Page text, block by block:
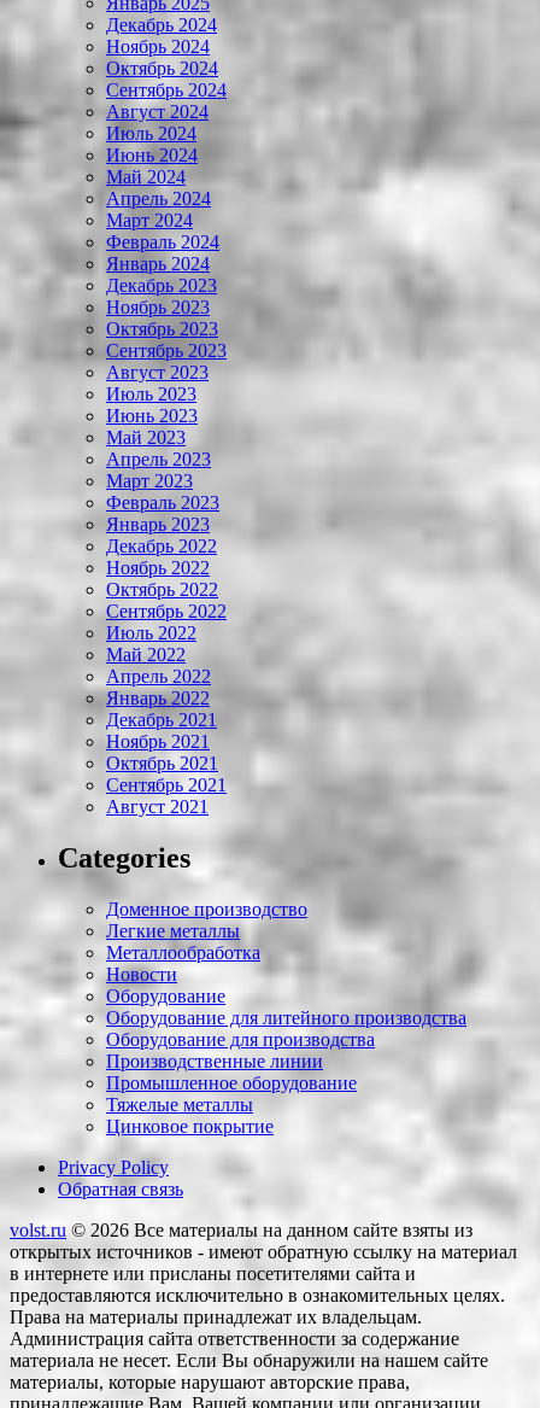
Декабрь 2024
Ноябрь 2024
Октябрь 2024
Сентябрь 2024
Август 2024
Июль 2024
Июнь 2024
Май 2024
Апрель 2024
Март 2024
Февраль 2024
Январь 2024
Декабрь 2023
Ноябрь 2023
Октябрь 2023
Сентябрь 2023
Август 2023
Июль 2023
Июнь 2023
Май 2023
Апрель 2023
Март 2023
Февраль 2023
Январь 2023
Декабрь 2022
Ноябрь 2022
Октябрь 2022
Сентябрь 2022
Июль 2022
Май 2022
Апрель 2022
Январь 2022
Декабрь 2021
Ноябрь 2021
Октябрь 2021
Сентябрь 2021
Август 2021
Categories
Доменное производство
Легкие металлы
Металлообработка
Новости
Оборудование
Оборудование для литейного производства
Оборудование для производства
Производственные линии
Промышленное оборудование
Тяжелые металлы
Цинковое покрытие
Privacy Policy
Обратная связь
volst.ru © 2026 Все материалы на данном сайте взяты из
открытых источников - имеют обратную ссылку на материал
в интернете или присланы посетителями сайта и
предоставляются исключительно в ознакомительных целях.
Права на материалы принадлежат их владельцам.
Администрация сайта ответственности за содержание
материала не несет. Если Вы обнаружили на нашем сайте
материалы, которые нарушают авторские права,
принадлежащие Вам, Вашей компании или организации,